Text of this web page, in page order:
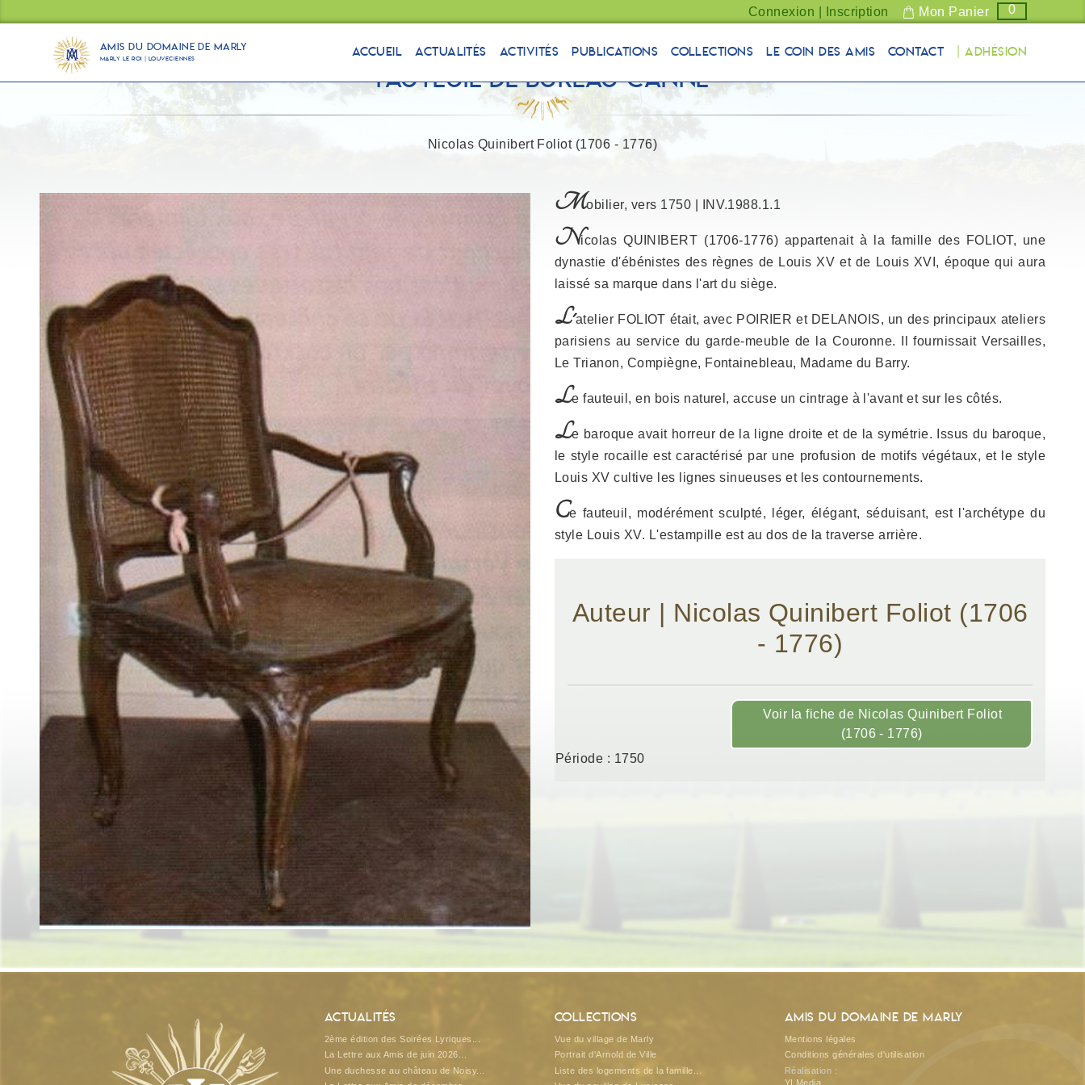
Connexion | Inscription Mon Panier 0
Amis du Domaine de Marly
Marly Le Roi | Louveciennes
Accueil Actualités Activités Publications Collections Le coin des Amis Contact | Adhésion
Fauteuil de bureau canné
Nicolas Quinibert Foliot (1706 - 1776)
Mobilier, vers 1750 | INV.1988.1.1
Nicolas QUINIBERT (1706-1776) appartenait à la famille des FOLIOT, une
dynastie d'ébénistes des règnes de Louis XV et de Louis XVI, époque qui aura
laissé sa marque dans l'art du siège.
L'atelier FOLIOT était, avec POIRIER et DELANOIS, un des principaux ateliers
parisiens au service du garde-meuble de la Couronne. Il fournissait Versailles,
Le Trianon, Compiègne, Fontainebleau, Madame du Barry.
Le fauteuil, en bois naturel, accuse un cintrage à l'avant et sur les côtés.
Le baroque avait horreur de la ligne droite et de la symétrie. Issus du baroque,
le style rocaille est caractérisé par une profusion de motifs végétaux, et le style
Louis XV cultive les lignes sinueuses et les contournements.
Ce fauteuil, modérément sculpté, léger, élégant, séduisant, est l'archétype du
style Louis XV. L'estampille est au dos de la traverse arrière.
Auteur | Nicolas Quinibert Foliot (1706
- 1776)
Voir la fiche de Nicolas Quinibert Foliot
(1706 - 1776)
Période : 1750
Actualités
2ème édition des Soirées Lyriques...
La Lettre aux Amis de juin 2026...
Une duchesse au château de Noisy...
Collections
Vue du village de Marly
Portrait d'Arnold de Ville
Liste des logements de la famille...
Amis du Domaine de Marly
Mentions légales
Conditions générales d'utilisation
Réalisation :
YLMedia